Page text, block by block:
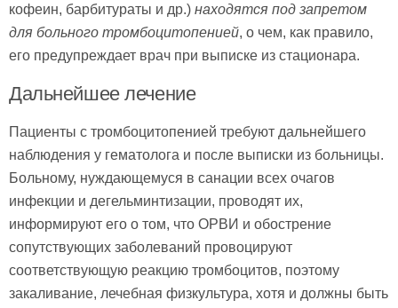
кофеин, барбитураты и др.) находятся под запретом
для больного тромбоцитопенией, о чем, как правило,
его предупреждает врач при выписке из стационара.
Дальнейшее лечение
Пациенты с тромбоцитопенией требуют дальнейшего
наблюдения у гематолога и после выписки из больницы.
Больному, нуждающемуся в санации всех очагов
инфекции и дегельминтизации, проводят их,
информируют его о том, что ОРВИ и обострение
сопутствующих заболеваний провоцируют
соответствующую реакцию тромбоцитов, поэтому
закаливание, лечебная физкультура, хотя и должны быть